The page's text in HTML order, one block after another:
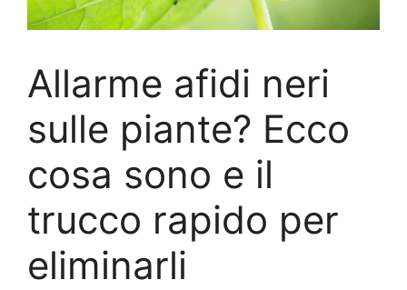
Allarme afidi neri
sulle piante? Ecco
cosa sono e il
trucco rapido per
eliminarli